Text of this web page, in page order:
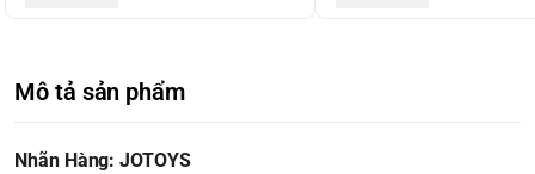
Mô tả sản phẩm
Nhãn Hàng: JOTOYS